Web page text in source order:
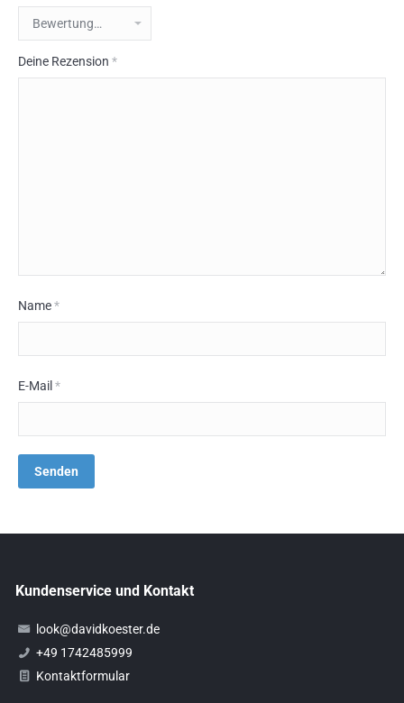
Deine Rezension *
Name*
E-Mail *
Kundenservice und Kontakt
look@davidkoester.de
+49 1742485999
Kontaktformular